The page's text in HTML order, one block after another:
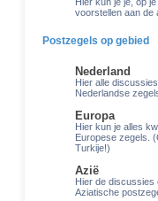
voorstellen aan de
Postzegels op gebied
Nederland
Hier alle
Nederlandse
Europa
Hier kun je alles
Europese zegels.
Turkije!)
Azië
Hier de discussies
Aziatische